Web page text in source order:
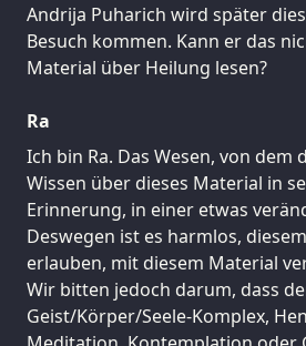
Andrija Puharich wird später
Besuch kommen. Kann er das
Material über Heilung lesen?
Ra
Ich bin Ra. Das Wesen, von dem
Wissen über dieses Material in
Erinnerung, in einer etwas
Deswegen ist es harmlos,
erlauben, mit diesem Material
Wir bitten jedoch darum, dass
Geist/Körper/Seele-Komplex,